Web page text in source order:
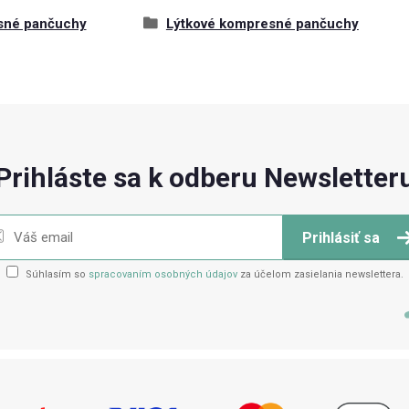
pančuchy Lýtkové kompresné pančuchy
sa k odberu
Prihlásiť sa
Súhlasím so spracovaním osobných údajovza účelom zasielania newslettera.